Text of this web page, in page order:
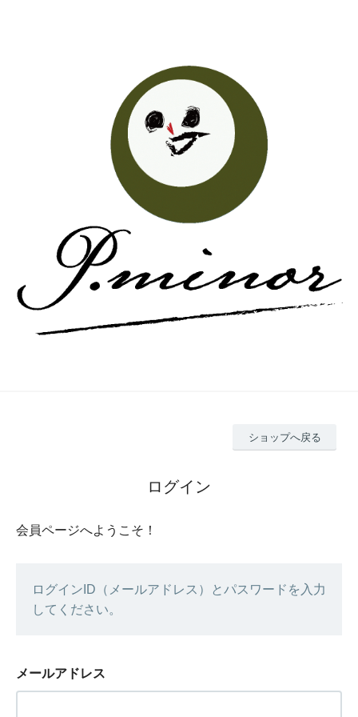
ショップへ戻る
ログイン
会員ページへようこそ！
ログインID（メールアドレス）とパスワードを入力
してください。
メールアドレス